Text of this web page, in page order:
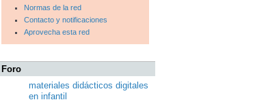
Normas de la red
Contacto y notificaciones
Aprovecha esta red
Foro
materiales didácticos digitales
en infantil